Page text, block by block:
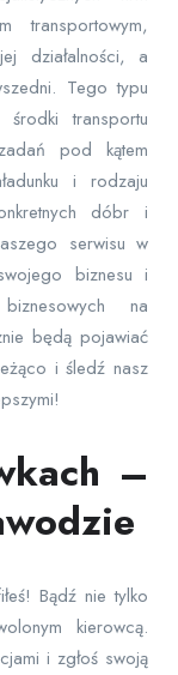
transportowym,
działalności, a
Tego typu
transportu
pod kątem
i rodzaju
dóbr i
serwisu w
biznesu i
na
będą pojawiać
i śledź nasz
–
Bądź nie tylko
kierowcą.
i zgłoś swoją